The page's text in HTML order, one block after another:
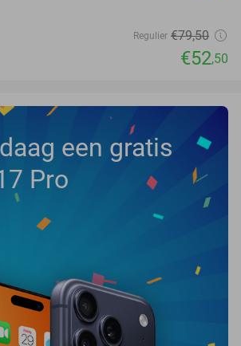
Regulier €79,50
€52,50
een gratis
Pro